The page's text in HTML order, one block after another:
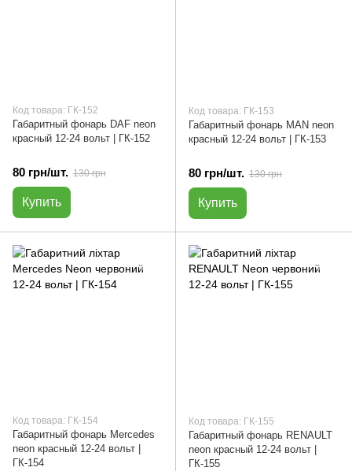
Код товара: ГК-152
Габаритный фонарь DAF neon
красный 12-24 вольт | ГК-152
80 грн/шт. 130 грн
Купить
Код товара: ГК-153
Габаритный фонарь MAN neon
красный 12-24 вольт | ГК-153
80 грн/шт. 130 грн
Купить
Код товара: ГК-154
Габаритный фонарь Mercedes
neon красный 12-24 вольт |
ГК-154
Код товара: ГК-155
Габаритный фонарь RENAULT
neon красный 12-24 вольт |
ГК-155